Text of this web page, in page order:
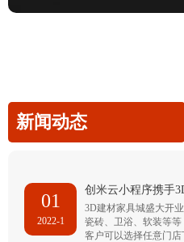
新闻动态
01
2022-1
创米云小程序携手
3D建材家具城盛大开
瓷砖、卫浴、软装等等
客户可以选择任意门